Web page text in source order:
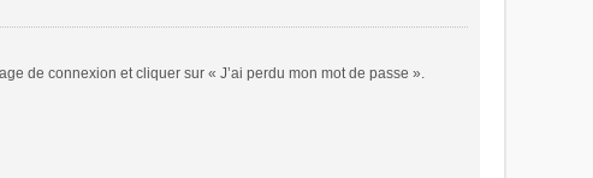
de connexion et cliquer sur « J’ai perdu mon mot de passe ».